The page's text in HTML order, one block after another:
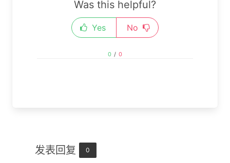
Was this helpful?
Yes No
0 / 0
发表回复 0